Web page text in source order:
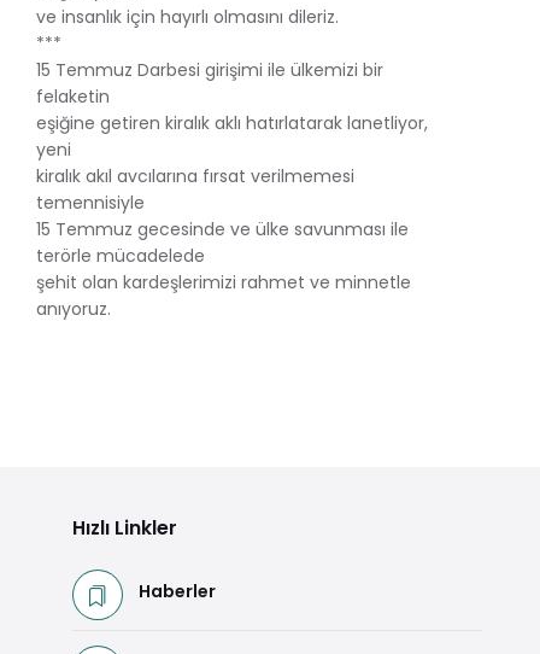
ve insanlık için hayırlı olmasını dileriz.
***
15 Temmuz Darbesi girişimi ile ülkemizi bir
felaketin
eşiğine getiren kiralık aklı hatırlatarak lanetliyor,
yeni
kiralık akıl avcılarına fırsat verilmemesi
temennisiyle
15 Temmuz gecesinde ve ülke savunması ile
terörle mücadelede
şehit olan kardeşlerimizi rahmet ve minnetle
anıyoruz.
Hızlı Linkler
Haberler